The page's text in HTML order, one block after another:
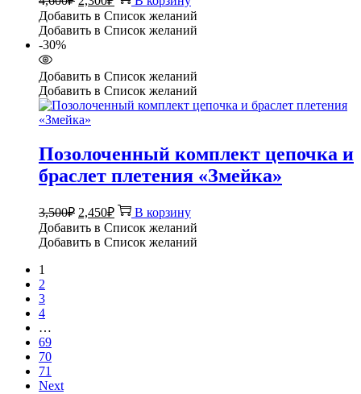
цена
составляла
цена:
2,300₽.
Добавить в Список желаний
Добавить в Список желаний
-30%
Добавить в Список желаний
Добавить в Список желаний
Позолоченный комплект цепочка и
браслет плетения «Змейка»
3,500₽ Первоначальная
цена
составляла
2,450₽Текущая
цена:
2,450₽.
В корзину
Добавить в Список желаний
Добавить в Список желаний
1
2
3
4
…
69
70
71
Next